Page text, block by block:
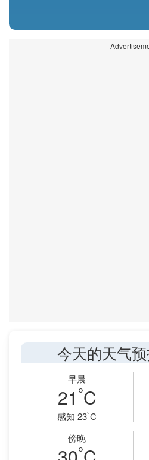
今天的天气
早晨
21 °C
感知 23°C
傍晚
°